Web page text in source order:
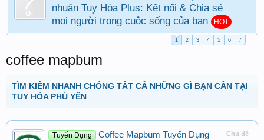
nhuận Tuy Hòa Plus: Kết nối & Chia sẻ
mọi người trong cuộc sống của bạn
HOT
1 2 3 4 5 6 7
coffee mapbum
TÌM KIẾM NHANH CHÓNG TẤT CẢ NHỮNG GÌ BẠN CẦN TẠI
TUY HÒA PHÚ YÊN
Chủ đề
Tuyển Dụng
Coffee Mapbum Tuyển Dụng